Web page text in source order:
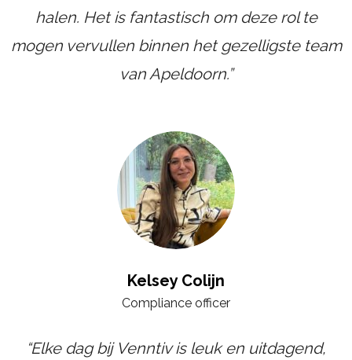
halen. Het is fantastisch om deze rol te
mogen vervullen binnen het gezelligste team
van Apeldoorn.”
Kelsey Colijn
Compliance officer
“Elke dag bij Venntiv is leuk en uitdagend,